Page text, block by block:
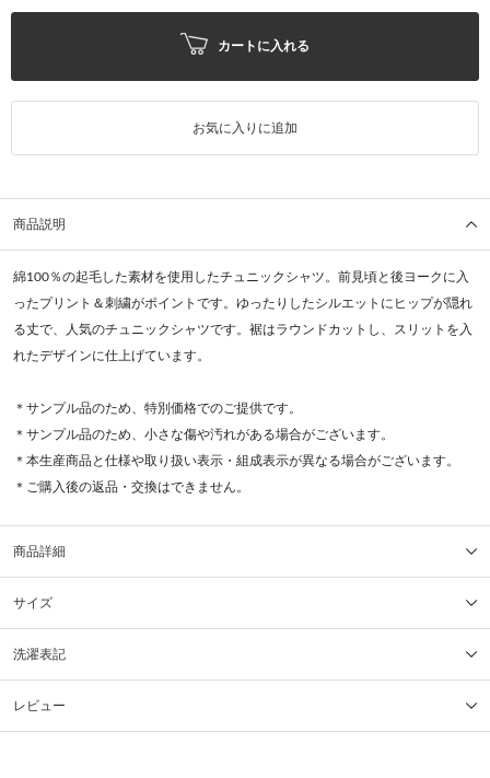
カートに入れる
お気に入りに追加
商品説明
綿100％の起毛した素材を使用したチュニックシャツ。前見頃と後ヨークに入
ったプリント＆刺繍がポイントです。ゆったりしたシルエットにヒップが隠れ
る丈で、人気のチュニックシャツです。裾はラウンドカットし、スリットを入
れたデザインに仕上げています。
＊サンプル品のため、特別価格でのご提供です。
＊サンプル品のため、小さな傷や汚れがある場合がございます。
＊本生産商品と仕様や取り扱い表示・組成表示が異なる場合がございます。
＊ご購入後の返品・交換はできません。
商品詳細
サイズ
洗濯表記
レビュー